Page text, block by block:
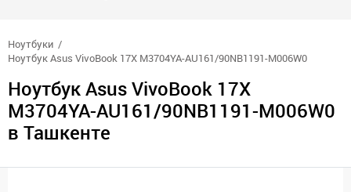
Ноутбуки
Ноутбук Asus VivoBook 17X M3704YA-AU161/90NB1191-M006W0
Ноутбук Asus VivoBook 17X
M3704YA-AU161/90NB1191-M006W0
в Ташкенте